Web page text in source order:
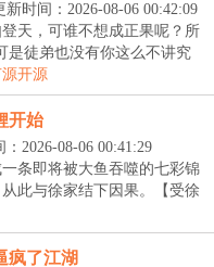
新时间：2026-08-06 00:42:09
天，可谁不想成正果呢？所
是徒弟也没有你这么不讲究
开源
开始
：2026-08-06 00:41:29
条即将被大鱼吞噬的七彩锦
此与徐家结下因果。【受徐
疯了江湖